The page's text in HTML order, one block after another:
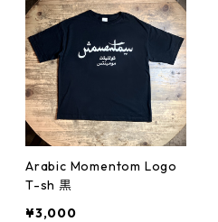
Arabic Momentom Logo
T-sh 黒
¥3,000